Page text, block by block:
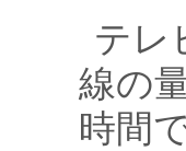
テレ
線の
時間